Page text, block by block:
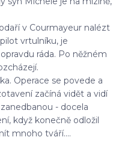
v Courmayeur nalézt
vrtulníku, je
ráda. Po něžném
Operace se povede a
začíná vidět a vidí
- docela
když konečně odložil
mnoho tváří....